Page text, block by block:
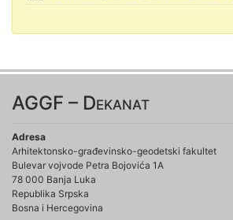
AGGF – Dekanat
Adresa
Arhitektonsko-građevinsko-geodetski fakultet
Bulevar vojvode Petra Bojovića 1A
78 000 Banja Luka
Republika Srpska
Bosna i Hercegovina